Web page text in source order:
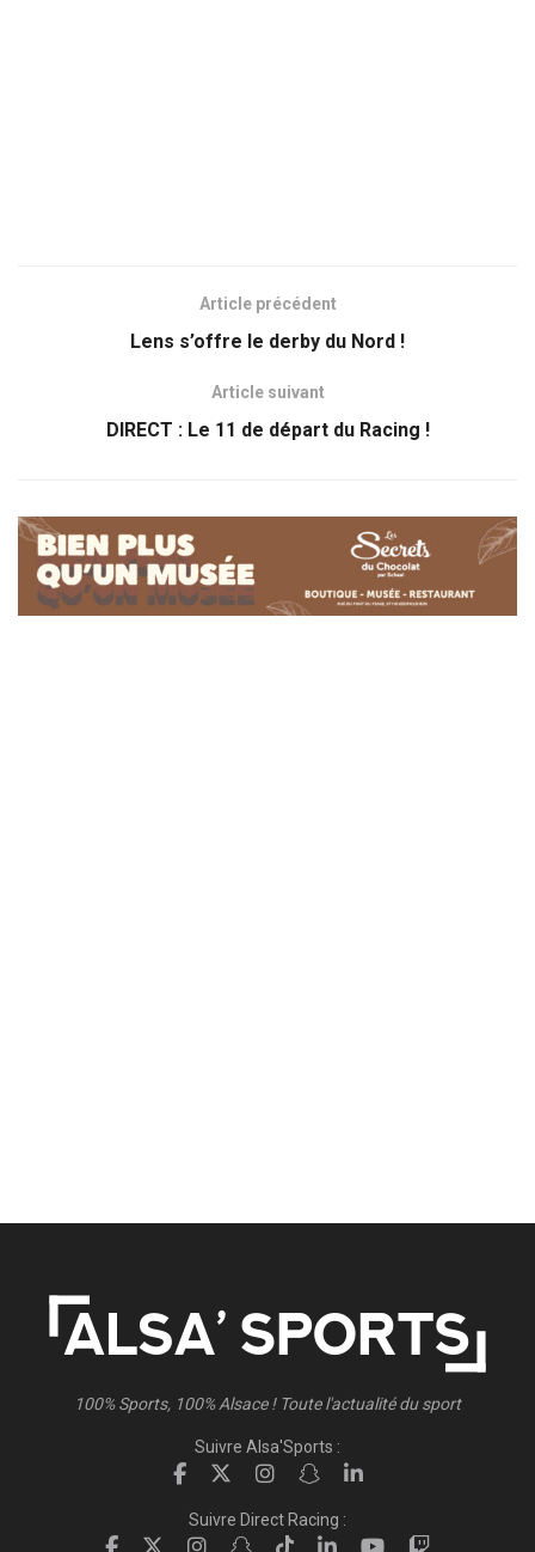
Article précédent
Lens s’offre le derby du Nord !
Article suivant
DIRECT : Le 11 de départ du Racing !
100% Sports, 100% Alsace ! Toute l'actualité du sport
Suivre Alsa'Sports :
Suivre Direct Racing :